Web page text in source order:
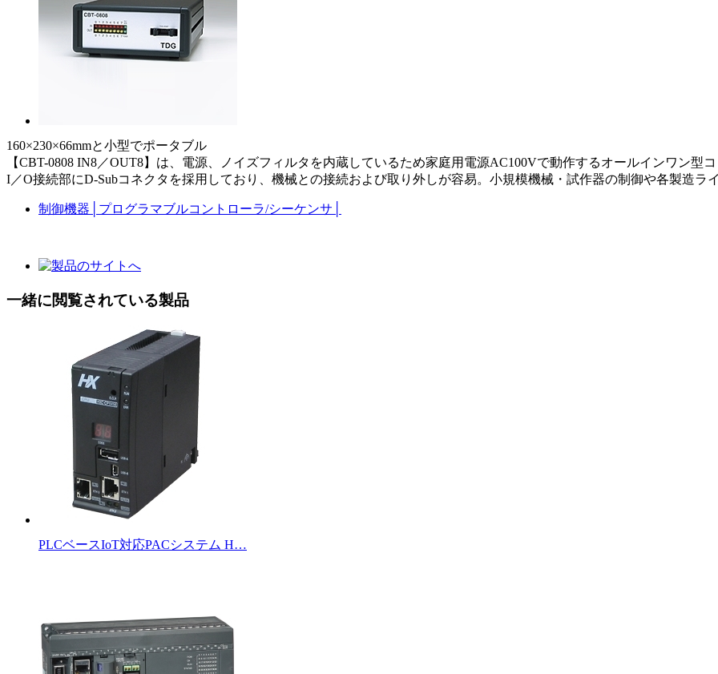
160×230×66mmと小型でポータブル
【CBT-0808 IN8／OUT8】は、電源、ノイズフィルタを内蔵しているため家庭用電源AC100Vで動作するオールインワン型
I／O接続部にD-Subコネクタを採用しており、機械との接続および取り外しが容易。小規模機械・試作器の制御や各製造ラ
制御機器 プログラマブルコントローラ/シーケンサ
一緒に閲覧されている製品
PLCベースIoT対応PACシステム H…